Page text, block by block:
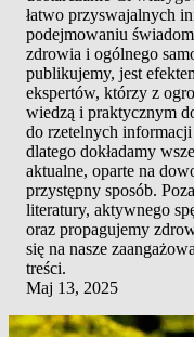
łatwo przyswajalnych
podejmowaniu
zdrowia i ogólnego
publikujemy, jest
ekspertów, którzy z
wiedzą i praktycznym
do rzetelnych
dlatego dokładamy
aktualne, oparte na
przystępny sposób.
literatury, aktywnego
oraz propagujemy
się na nasze
treści.
Maj 13, 2025